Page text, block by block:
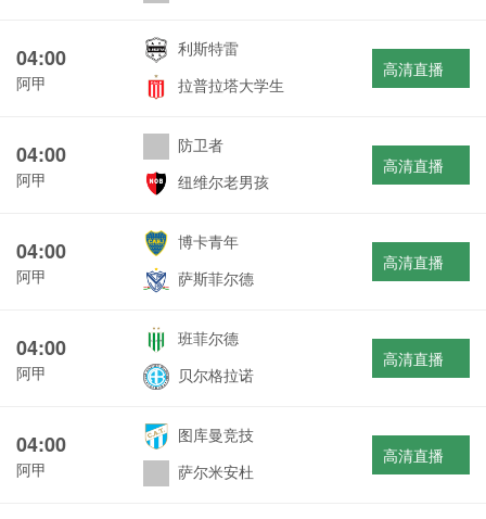
04:00
阿甲
利斯特雷
拉普拉塔大学生
高清直播
04:00
阿甲
防卫者
纽维尔老男孩
高清直播
04:00
阿甲
博卡青年
萨斯菲尔德
高清直播
04:00
阿甲
班菲尔德
贝尔格拉诺
高清直播
04:00
阿甲
图库曼竞技
萨尔米安杜
高清直播